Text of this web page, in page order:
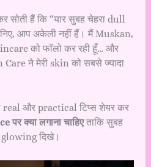
सोती हैं कि “यार सुबह चेहरा dull
आप अकेली नहीं हैं। मैं Muskan,
को फॉलो कर रही हूँ… और
ने मेरी skin को सबसे ज्यादा
और practical टिप्स शेयर कर
पर क्या लगाना चाहिएताकि सुबह
दिखे।